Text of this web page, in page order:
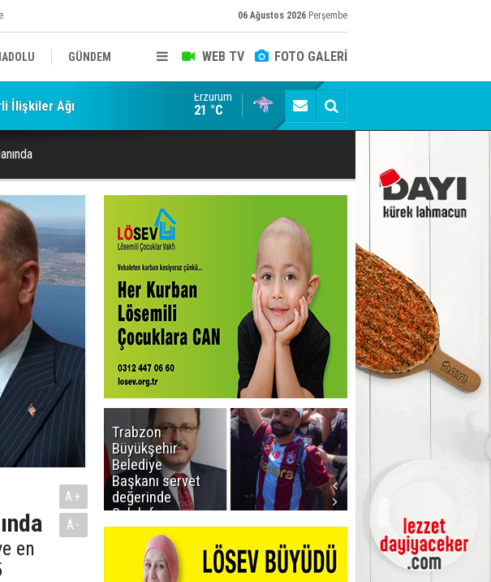
06 Ağustos 2026 Perşembe
WEB TV FOTO GALERİ
GÜNDEM
İlişkiler Ağı Türkiye'yi kendine hayran bırakan aile komşuları
Erzurum
21 °C
en
A+
A-
Trabzon
Büyükşehir
Belediye
Başkanı servet
değerinde
Salah forması
aldı
Erzurum'da